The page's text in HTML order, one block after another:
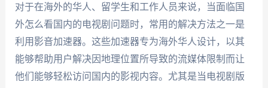
对于在海外的华人、留学生和工作人员来说，当面临国
外怎么看国内的电视剧问题时，常用的解决方法之一是
利用影音加速器。这些加速器专为海外华人设计，以其
能够帮助用户解决因地理位置所导致的流媒体限制而让
他们能够轻松访问国内的影视内容。尤其是当电视剧版